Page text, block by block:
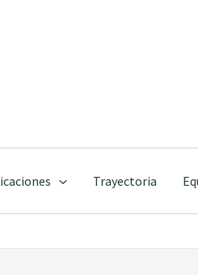
Trayectoria